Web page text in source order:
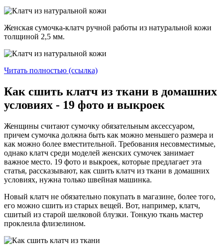
Женская сумочка-клатч ручной работы из натуральной кожи
толщиной 2,5 мм.
Читать полностью (ссылка)
Как сшить клатч из ткани в домашних
условиях - 19 фото и выкроек
Женщины считают сумочку обязательным аксессуаром,
причем сумочка должна быть как можно меньшего размера и
как можно более вместительной. Требования несовместимые,
однако клатч среди моделей женских сумочек занимает
важное место. 19 фото и выкроек, которые предлагает эта
статья, рассказывают, как сшить клатч из ткани в домашних
условиях, нужна только швейная машинка.
Новый клатч не обязательно покупать в магазине, более того,
его можно сшить из старых вещей. Вот, например, клатч,
сшитый из старой шелковой блузки. Тонкую ткань мастер
проклеила флизелином.